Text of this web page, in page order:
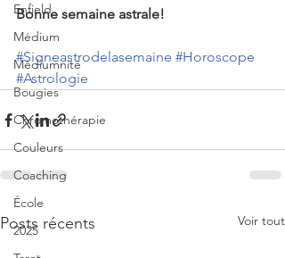
Enfield
Médium
Médiumnité
Bougies
Chromothérapie
Couleurs
Coaching
École
2025
Bonne semaine astrale!
#Signeastrodelasemaine #Horoscope
#Astrologie
Posts récents Voir tout